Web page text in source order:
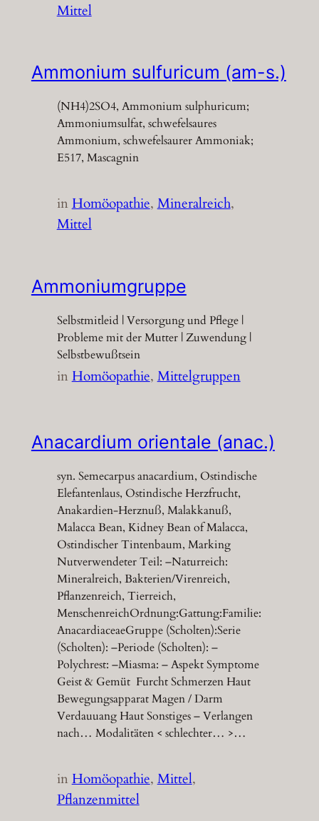
Mittel
Ammonium sulfuricum (am-s.)
(NH4)2SO4, Ammonium sulphuricum;
Ammoniumsulfat, schwefelsaures
Ammonium, schwefelsaurer Ammoniak;
E517, Mascagnin
inHomöopathie, Mineralreich
Mittel
Ammoniumgruppe
Selbstmitleid | Versorgung und Pflege |
Probleme mit der Mutter | Zuwendung |
Selbstbewußtsein
inHomöopathie, Mittelgruppen
Anacardium orientale (anac.)
syn. Semecarpus anacardium, Ostindische
Elefantenlaus, Ostindische Herzfrucht,
Anakardien-Herznuß, Malakkanuß,
Malacca Bean, Kidney Bean of Malacca,
Ostindischer Tintenbaum, Marking
Nutverwendeter Teil: –Naturreich:
Mineralreich, Bakterien/Virenreich,
Pflanzenreich, Tierreich,
MenschenreichOrdnung:Gattung:Familie:
AnacardiaceaeGruppe (Scholten):Serie
(Scholten): –Periode (Scholten): –
Polychrest: –Miasma: – Aspekt Symptome
Geist & Gemüt Furcht Schmerzen Haut
Bewegungsapparat Magen / Darm
Verdauuang Haut Sonstiges – Verlangen
nach… Modalitäten < schlechter… >…
inHomöopathie, Mittel
Pflanzenmittel